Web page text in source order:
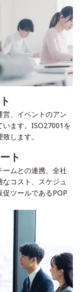
、イベントのアン
ます。ISO27001を
します。
ト
ムとの連携、全社
コスト、スケジュ
ツールであるPOP